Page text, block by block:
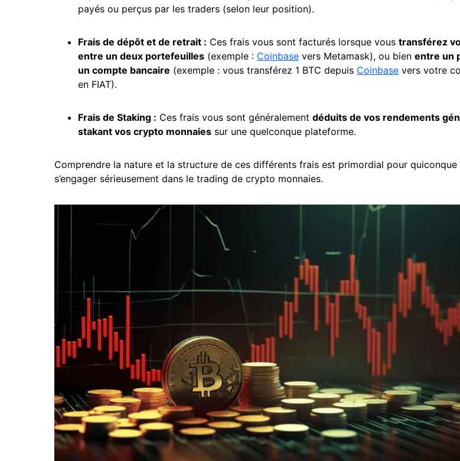
payés ou perçus par les traders (selon leur position).
Frais de dépôt et de retrait : Ces frais vous sont facturés lorsque vous transférez
entre un deux portefeuilles (exemple : Coinbase vers Metamask), ou bien entre un
un compte bancaire (exemple : vous transférez 1 BTC depuis Coinbase vers votre
en FIAT).
Frais de Staking : Ces frais vous sont généralement déduits de vos rendements
stakant vos crypto monnaies sur une quelconque plateforme.
Comprendre la nature et la structure de ces différents frais est primordial pour quiconque
s’engager sérieusement dans le trading de crypto monnaies.